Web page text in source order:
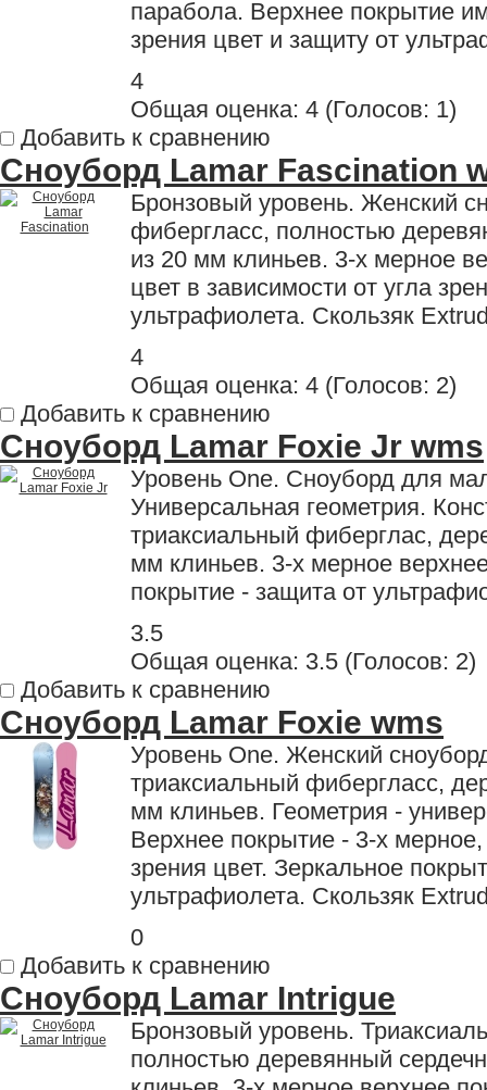
парабола. Верхнее покрытие
зрения цвет и защиту от
4
Общая оценка: 4 (Голосов: 1)
Добавить к сравнению
Сноуборд Lamar Fascination
Бронзовый уровень. Женский
фибергласс, полностью
из 20 мм клиньев. 3-х мерное
цвет в зависимости от угла
ультрафиолета. Скользяк
4
Общая оценка: 4 (Голосов: 2)
Добавить к сравнению
Сноуборд Lamar Foxie Jr wms
Уровень One. Сноуборд для
Универсальная геометрия.
триаксиальный фиберглас,
мм клиньев. 3-х мерное
покрытие - защита от
3.5
Общая оценка: 3.5 (Голосов: 2)
Добавить к сравнению
Сноуборд Lamar Foxie wms
Уровень One. Женский
триаксиальный фибергласс,
мм клиньев. Геометрия -
Верхнее покрытие - 3-х
зрения цвет. Зеркальное
ультрафиолета. Скользяк
0
Добавить к сравнению
Сноуборд Lamar Intrigue
Бронзовый уровень.
полностью деревянный